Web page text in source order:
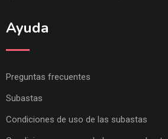
Ayuda
Preguntas frecuentes
Subastas
Condiciones de uso de las subastas